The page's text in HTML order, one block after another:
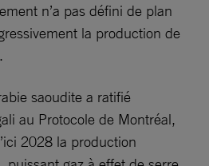
n’a pas défini de plan
la production de
saoudite a ratifié
au Protocole de Montréal,
2028 la production